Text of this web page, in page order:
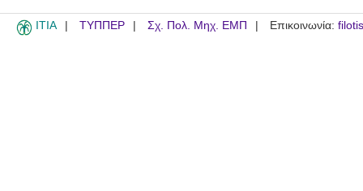
ITIA ΤΥΠΠΕΡ Σχ. Πολ. Μηχ. ΕΜΠ Επικοινωνία: